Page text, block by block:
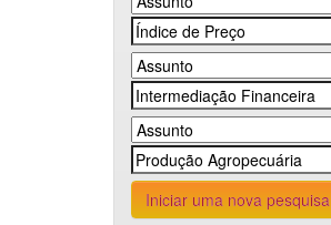
Iniciar uma nova pesquisa